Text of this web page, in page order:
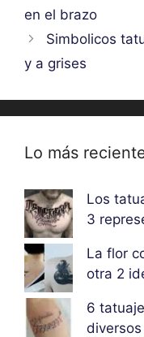
en el brazo
Simbolicos
y a grises
Lo más
Los
3
La flor
otra 2
6